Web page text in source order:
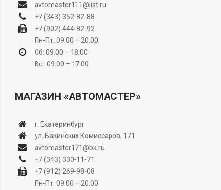
avtomaster111@list.ru
+7 (343) 352-82-88
+7 (902) 444-82-92
Пн-Пт: 09.00 – 20.00
Сб: 09.00 – 18.00
Вс.: 09.00 – 17.00
МАГАЗИН «АВТОМАСТЕР»
г. Екатеринбург
ул. Бакинских Комиссаров, 171
avtomaster171@bk.ru
+7 (343) 330-11-71
+7 (912) 269-98-08
Пн-Пт: 09.00 – 20.00